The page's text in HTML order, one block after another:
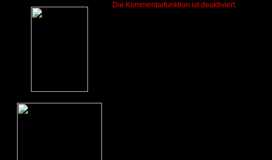
Die Kommentarfunktion ist deaktiviert.